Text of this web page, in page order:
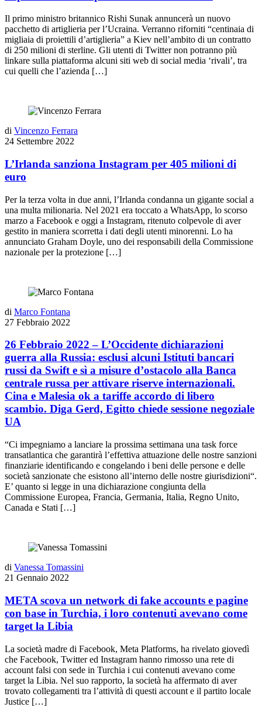
Il primo ministro britannico Rishi Sunak annuncerà un nuovo
pacchetto di artiglieria per l’Ucraina. Verranno riforniti “centinaia di
migliaia di proiettili d’artiglieria” a Kiev nell’ambito di un contratto
di 250 milioni di sterline. Gli utenti di Twitter non potranno più
linkare sulla piattaforma alcuni siti web di social media ‘rivali’, tra
cui quelli che l’azienda […]
di Vincenzo Ferrara
24 Settembre 2022
L’Irlanda sanziona Instagram per 405 milioni di
euro
Per la terza volta in due anni, l’Irlanda condanna un gigante social a
una multa milionaria. Nel 2021 era toccato a WhatsApp, lo scorso
marzo a Facebook e oggi a Instagram, ritenuto colpevole di aver
gestito in maniera scorretta i dati degli utenti minorenni. Lo ha
annunciato Graham Doyle, uno dei responsabili della Commissione
nazionale per la protezione […]
di Marco Fontana
27 Febbraio 2022
26 Febbraio 2022 – L’Occidente dichiarazioni
guerra alla Russia: esclusi alcuni Istituti bancari
russi da Swift e sì a misure d’ostacolo alla Banca
centrale russa per attivare riserve internazionali.
Cina e Malesia ok a tariffe accordo di libero
scambio. Diga Gerd, Egitto chiede sessione negoziale
UA
“Ci impegniamo a lanciare la prossima settimana una task force
transatlantica che garantirà l’effettiva attuazione delle nostre sanzioni
finanziarie identificando e congelando i beni delle persone e delle
società sanzionate che esistono all’interno delle nostre giurisdizioni“.
E’ quanto si legge in una dichiarazione congiunta della
Commissione Europea, Francia, Germania, Italia, Regno Unito,
Canada e Stati […]
di Vanessa Tomassini
21 Gennaio 2022
META scova un network di fake accounts e pagine
con base in Turchia, i loro contenuti avevano come
target la Libia
La società madre di Facebook, Meta Platforms, ha rivelato giovedì
che Facebook, Twitter ed Instagram hanno rimosso una rete di
account falsi con sede in Turchia i cui contenuti avevano come
target la Libia. Nel suo rapporto, la società ha affermato di aver
trovato collegamenti tra l’attività di questi account e il partito locale
Justice […]